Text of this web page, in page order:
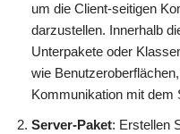
um die Client-seitigen
darzustellen. Innerhalb
Unterpakete oder
wie
Kommunikation mit dem
Server-Paket: Erstellen